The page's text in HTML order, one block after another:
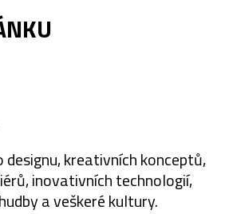
kreativních konceptů,
inovativních technologií,
a veškeré kultury.